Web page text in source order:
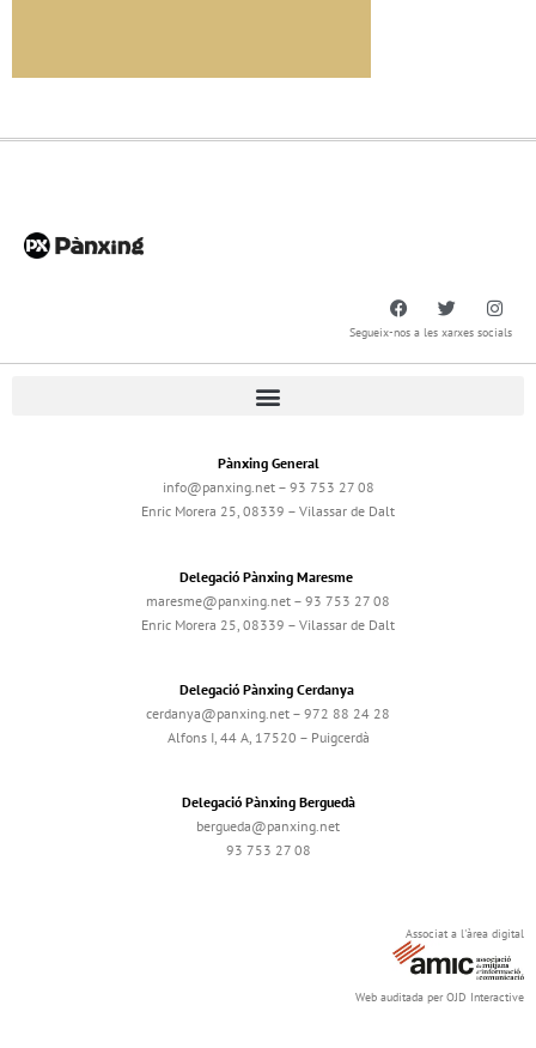
Segueix-nos a les xarxes socials
Pànxing General
info@panxing.net – 93 753 27 08
Enric Morera 25, 08339 – Vilassar de Dalt
Delegació Pànxing Maresme
maresme@panxing.net – 93 753 27 08
Enric Morera 25, 08339 – Vilassar de Dalt
Delegació Pànxing Cerdanya
cerdanya@panxing.net – 972 88 24 28
Alfons I, 44 A, 17520 – Puigcerdà
Delegació Pànxing Berguedà
bergueda@panxing.net
93 753 27 08
Associat a l'àrea digital
Web auditada per OJD Interactive